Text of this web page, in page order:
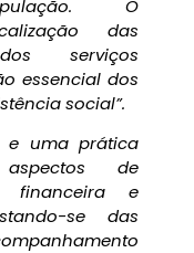
O
das
serviços
essencial dos
social”.
e uma prática
de
financeira e
se das